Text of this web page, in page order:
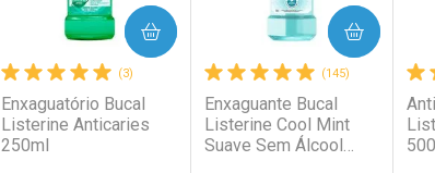
(3)
Enxaguatório Bucal
Listerine Anticaries
250ml
COMPRAR
(145)
Enxaguante Bucal
Listerine Cool Mint
Suave Sem Álcool
COMPRAR